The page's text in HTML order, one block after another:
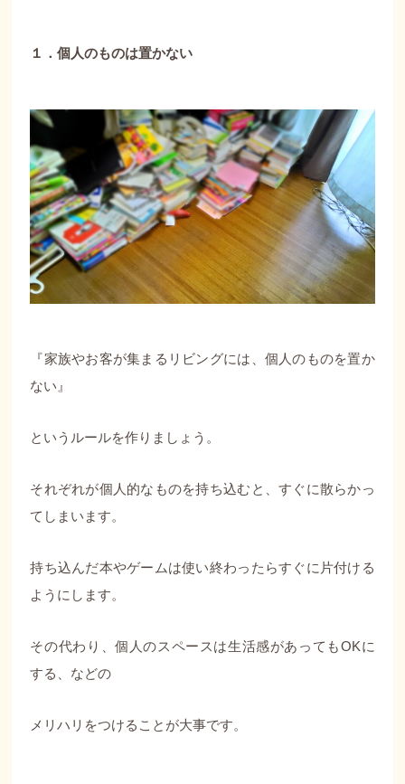
１．個人のものは置かない
『家族やお客が集まるリビングには、個人のものを置か
ない』
というルールを作りましょう。
それぞれが個人的なものを持ち込むと、すぐに散らかっ
てしまいます。
持ち込んだ本やゲームは使い終わったらすぐに片付ける
ようにします。
その代わり、個人のスペースは生活感があってもOKに
する、などの
メリハリをつけることが大事です。